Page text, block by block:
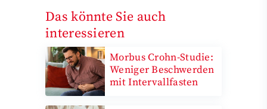
Das könnte Sie auch
interessieren
Morbus Crohn-Studie:
Weniger Beschwerden
mit Intervallfasten